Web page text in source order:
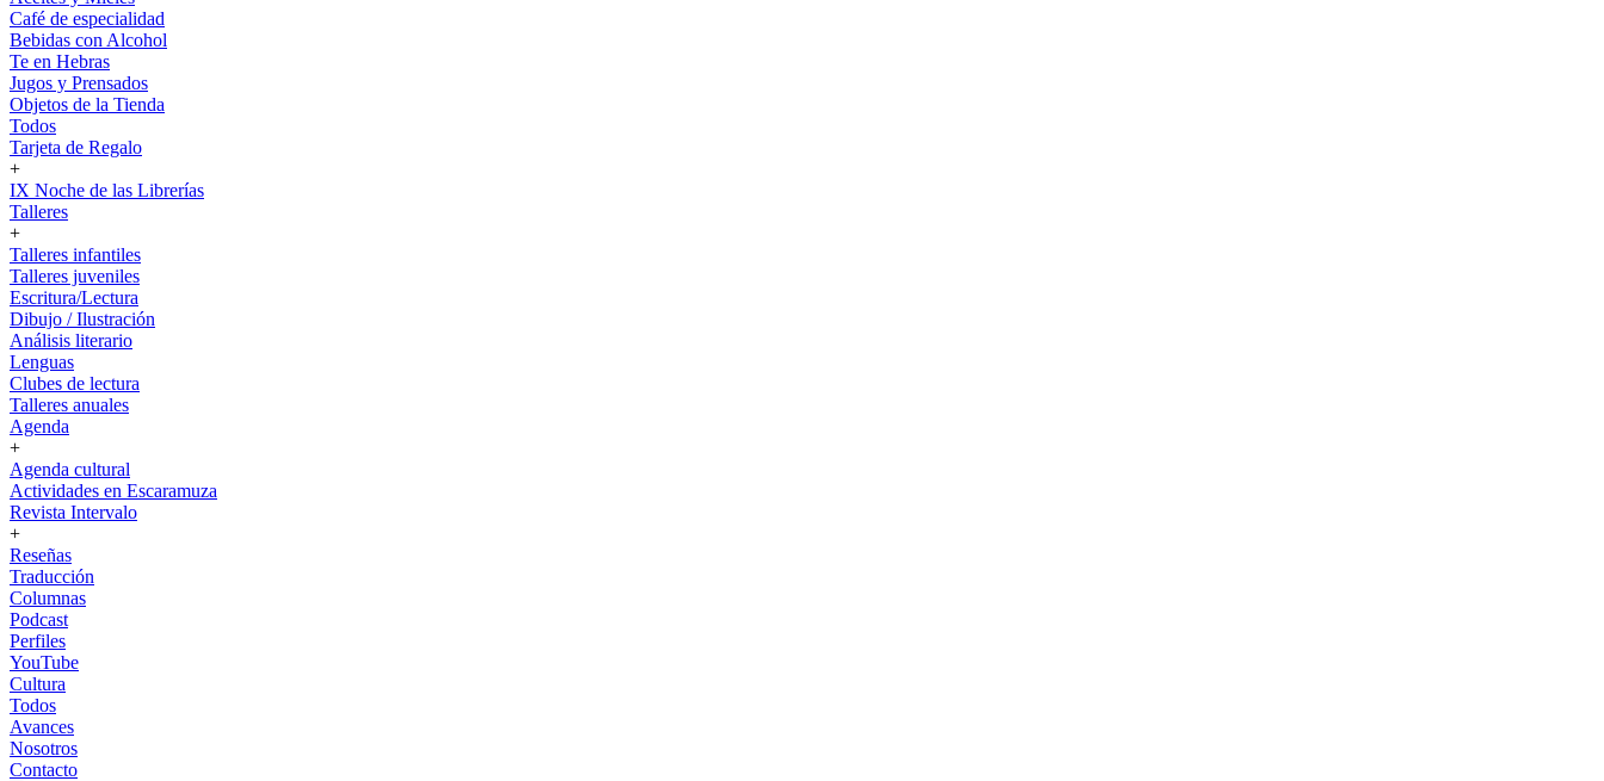
Café de especialidad
Bebidas con Alcohol
Te en Hebras
Jugos y Prensados
Objetos de la Tienda
Todos
Tarjeta de Regalo
+
IX Noche de las Librerías
Talleres
+
Talleres infantiles
Talleres juveniles
Escritura/Lectura
Dibujo / Ilustración
Análisis literario
Lenguas
Clubes de lectura
Talleres anuales
Agenda
+
Agenda cultural
Actividades en Escaramuza
Revista Intervalo
+
Reseñas
Traducción
Columnas
Podcast
Perfiles
YouTube
Cultura
Todos
Avances
Nosotros
Contacto